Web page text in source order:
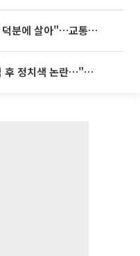
'굿 윌 헌팅' 배우 "기아 EV2 덕분에 살아"…교통사고 후 안전성 극찬
김희철, '뒤집힌 태극기' 지적 후 정치색 논란…"좌우 떠나 우리나라 국기"